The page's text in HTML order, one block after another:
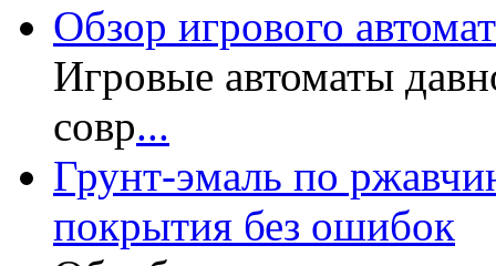
Обзор игрового
Игровые автоматы
совр...
Грунт-эмаль по
покрытия без ошибок